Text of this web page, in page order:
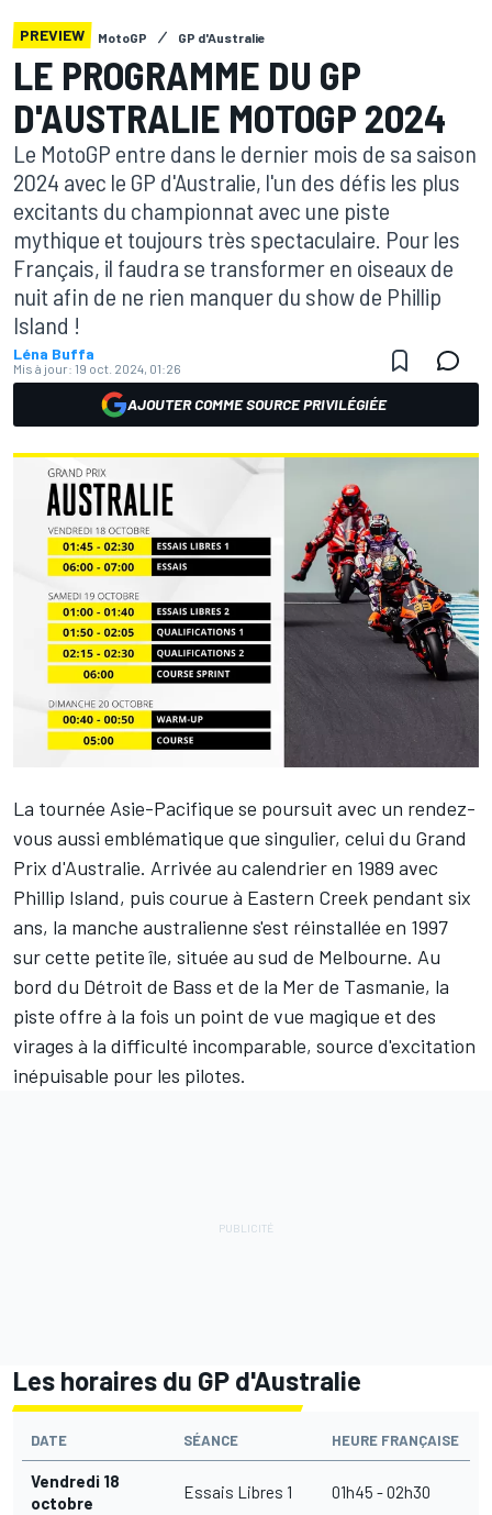
PREVIEW MotoGP GP d'Australie
LE PROGRAMME DU GP
D'AUSTRALIE MOTOGP 2024
Le MotoGP entre dans le dernier mois de sa saison
2024 avec le GP d'Australie, l'un des défis les plus
excitants du championnat avec une piste
mythique et toujours très spectaculaire. Pour les
Français, il faudra se transformer en oiseaux de
nuit afin de ne rien manquer du show de Phillip
Island !
Léna Buffa
Mis à jour: 19 oct. 2024, 01:26
AJOUTER COMME SOURCE PRIVILÉGIÉE
La tournée Asie-Pacifique se poursuit avec un rendez-
vous aussi emblématique que singulier, celui du Grand
Prix d'Australie. Arrivée au calendrier en 1989 avec
Phillip Island, puis courue à Eastern Creek pendant six
ans, la manche australienne s'est réinstallée en 1997
sur cette petite île, située au sud de Melbourne. Au
bord du Détroit de Bass et de la Mer de Tasmanie, la
piste offre à la fois un point de vue magique et des
virages à la difficulté incomparable, source d'excitation
inépuisable pour les pilotes.
Les horaires du GP d'Australie
DATE SÉANCE HEURE FRANÇAISE
Vendredi 18
octobre
Essais Libres 1 01h45 - 02h30